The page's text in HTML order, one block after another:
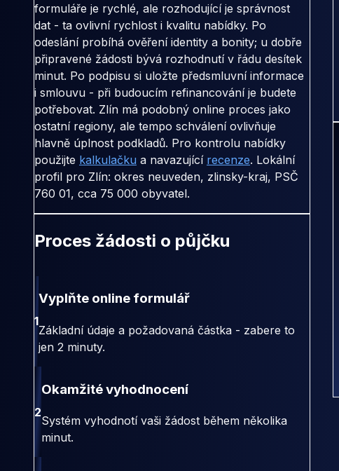
formuláře je rychlé, ale rozhodující je správnost
dat - ta ovlivní rychlost i kvalitu nabídky. Po
odeslání probíhá ověření identity a bonity; u dobře
připravené žádosti bývá rozhodnutí v řádu desítek
minut. Po podpisu si uložte předsmluvní informace
i smlouvu - při budoucím refinancování je budete
potřebovat. Zlín má podobný online proces jako
ostatní regiony, ale tempo schválení ovlivňuje
hlavně úplnost podkladů. Pro kontrolu nabídky
použijte kalkulačku a navazující recenze. Lokální
profil pro Zlín: okres neuveden, zlinsky-kraj, PSČ
760 01, cca 75 000 obyvatel.
Proces žádosti o půjčku
1
Vyplňte online formulář
Základní údaje a požadovaná částka - zabere to
jen 2 minuty.
2
Okamžité vyhodnocení
Systém vyhodnotí vaši žádost během několika
minut.